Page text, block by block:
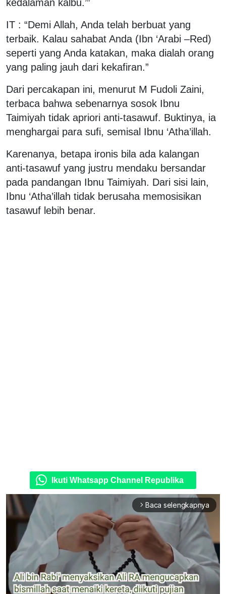
kedalaman kalbu.’”
IT : “Demi Allah, Anda telah berbuat yang
terbaik. Kalau sahabat Anda (Ibn ‘Arabi –Red)
seperti yang Anda katakan, maka dialah orang
yang paling jauh dari kekafiran.”
Dari percakapan ini, menurut M Fudoli Zaini,
terbaca bahwa sebenarnya sosok Ibnu
Taimiyah tidak apriori anti-tasawuf. Buktinya, ia
menghargai para sufi, semisal Ibnu ‘Atha’illah.
Karenanya, betapa ironis bila ada kalangan
anti-tasawuf yang justru mendaku bersandar
pada pandangan Ibnu Taimiyah. Dari sisi lain,
Ibnu ‘Atha’illah tidak berusaha memosisikan
tasawuf lebih benar.
Ikuti Whatsapp Channel Republika
arrow_forward_ios Baca selengkapnya